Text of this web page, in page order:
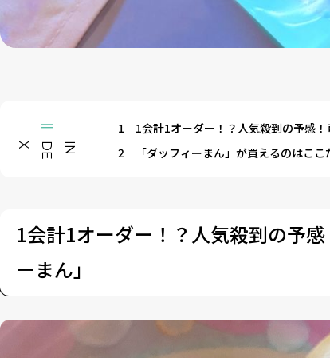
I
N
D
E
X
1
1会計1オーダー！？人気殺到の予感！
2
「ダッフィーまん」が買えるのはこ
1会計1オーダー！？人気殺到の予
ーまん」